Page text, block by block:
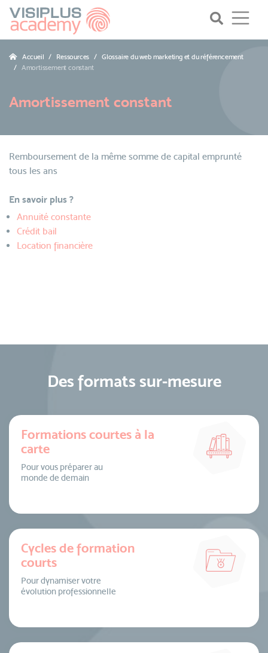
Accueil Ressources
Glossaire du web marketing et du référencement
Amortissement constant
Amortissement constant
Remboursement de la même somme de capital emprunté
tous les ans
En savoir plus ?
Annuité constante
Crédit bail
Location financière
Des formats sur-mesure
Formations courtes à la
carte
Pour vous préparer au
monde de demain
Cycles de formation
courts
Pour dynamiser votre
évolution professionnelle